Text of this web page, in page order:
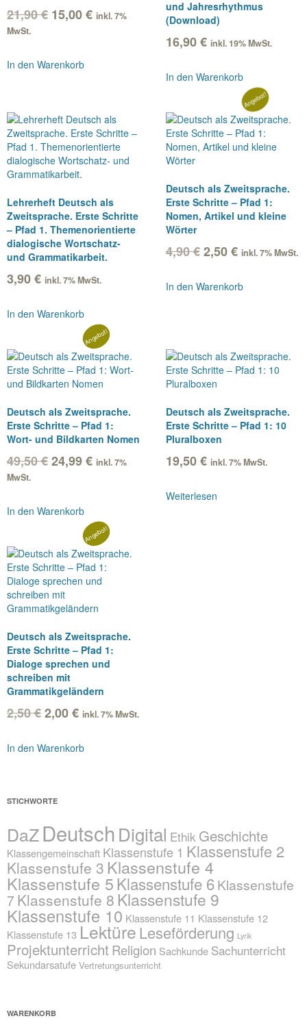
21,90€ Ursprünglicher
Preis
15,00€Aktueller
inkl. 7%
MwSt.
In den Warenkorb
und Jahresrhythmus
(Download)
16,90€ inkl. 19% MwSt.
In den Warenkorb
Lehrerheft Deutsch als
Zweitsprache. Erste Schritte
– Pfad 1. Themenorientierte
dialogische Wortschatz-
und Grammatikarbeit.
3,90€ inkl. 7% MwSt.
In den Warenkorb
Angebot!
Deutsch als Zweitsprache.
Erste Schritte – Pfad 1:
Nomen, Artikel und kleine
Wörter
4,90€ Ursprünglicher
Preis
4,90 €
2,50€Aktueller
2,50 €.
inkl. 7% MwSt.
In den Warenkorb
Angebot!
Deutsch als Zweitsprache.
Erste Schritte – Pfad 1:
Wort- und Bildkarten Nomen
49,50€Ursprünglicher
Preis
24,99€Aktueller
inkl. 7%
MwSt.
In den Warenkorb
Deutsch als Zweitsprache.
Erste Schritte – Pfad 1: 10
Pluralboxen
19,50€ inkl. 7% MwSt.
Weiterlesen
Angebot!
Deutsch als Zweitsprache.
Erste Schritte – Pfad 1:
Dialoge sprechen und
schreiben mit
Grammatikgeländern
2,50€Ursprünglicher
Preis
2,50 €
2,00€Aktueller
2,00 €.
inkl. 7% MwSt.
In den Warenkorb
STICHWORTE
DaZDeutschDigital Ethik Geschichte
Klassengemeinschaft Klassenstufe 1 Klassenstufe 2
Klassenstufe 3 Klassenstufe 4
Klassenstufe 5Klassenstufe 6Klassenstufe
7 Klassenstufe 8 Klassenstufe 9
Klassenstufe 10 Klassenstufe 11 Klassenstufe 12
Klassenstufe 13 LektüreLeseförderung Lyrik
Projektunterricht Religion Sachkunde Sachunterricht
Sekundarsatufe Vertretungsunterricht
WARENKORB